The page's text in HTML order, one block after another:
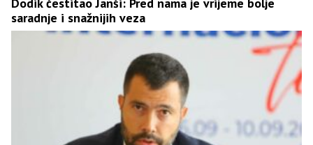
saradnje i snažnijih veza